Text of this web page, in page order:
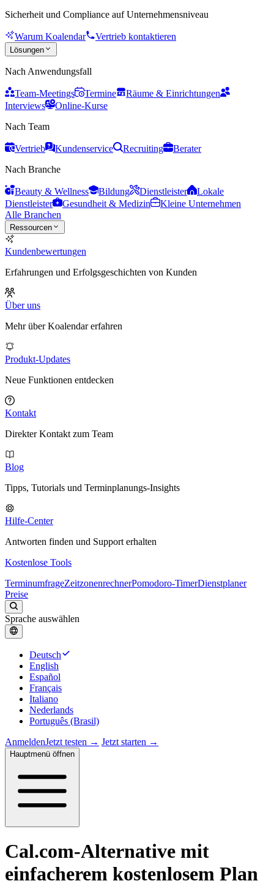
Sicherheit und Compliance auf Unternehmensniveau
Warum Koalendar Vertrieb kontaktieren
Lösungen
Nach Anwendungsfall
Team-Meetings Termine
Räume & Einrichtungen
Interviews
Online-Kurse
Nach Team
Vertrieb Kundenservice Recruiting
Berater
Nach Branche
Beauty & Wellness Bildung Dienstleister
Lokale
Dienstleister
Gesundheit & Medizin
Kleine Unternehmen
Alle Branchen
Ressourcen
Kundenbewertungen
Erfahrungen und Erfolgsgeschichten von Kunden
Über uns
Mehr über Koalendar erfahren
Produkt-Updates
Neue Funktionen entdecken
Kontakt
Direkter Kontakt zum Team
Blog
Tipps, Tutorials und Terminplanungs-Insights
Hilfe-Center
Antworten finden und Support erhalten
Kostenlose Tools
TerminumfrageZeitzonenrechnerPomodoro-TimerDienstplaner
Preise
Sprache auswählen
Deutsch
English
Español
Français
Italiano
Nederlands
Português (Brasil)
AnmeldenJetzt testen → Jetzt starten →
Hauptmenü öffnen
Cal.com-Alternative mit
einfacherem kostenlosem Plan